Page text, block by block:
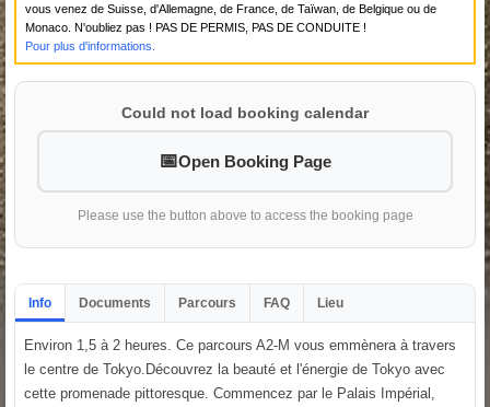
vous venez de Suisse, d'Allemagne, de France, de Taïwan, de Belgique ou de
Monaco. N'oubliez pas ! PAS DE PERMIS, PAS DE CONDUITE !
Pour plus d'informations.
Could not load booking calendar
Open Booking Page
Please use the button above to access the booking page
Info Documents Parcours FAQ Lieu
Environ 1,5 à 2 heures. Ce parcours A2-M vous emmènera à travers
le centre de Tokyo.Découvrez la beauté et l'énergie de Tokyo avec
cette promenade pittoresque. Commencez par le Palais Impérial,